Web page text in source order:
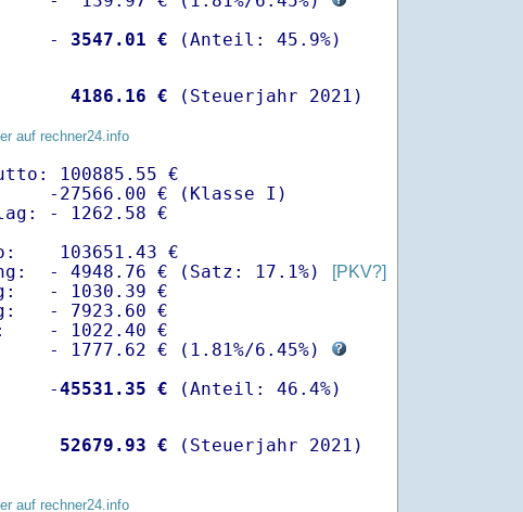
-
3547.01 €
4186.16 € (Steuerjahr 2021)
auf rechner24.info
100885.55 €
-27566.00 € (Klasse I)
- 1262.58 €
103651.43 €
- 4948.76 € (Satz: 17.1%)
[PKV?]
- 1030.39 €
- 7923.60 €
- 1022.40 €
- 1777.62 € ( 1.81%/6.45%)
-45531.35 €
52679.93 € (Steuerjahr 2021)
auf rechner24.info